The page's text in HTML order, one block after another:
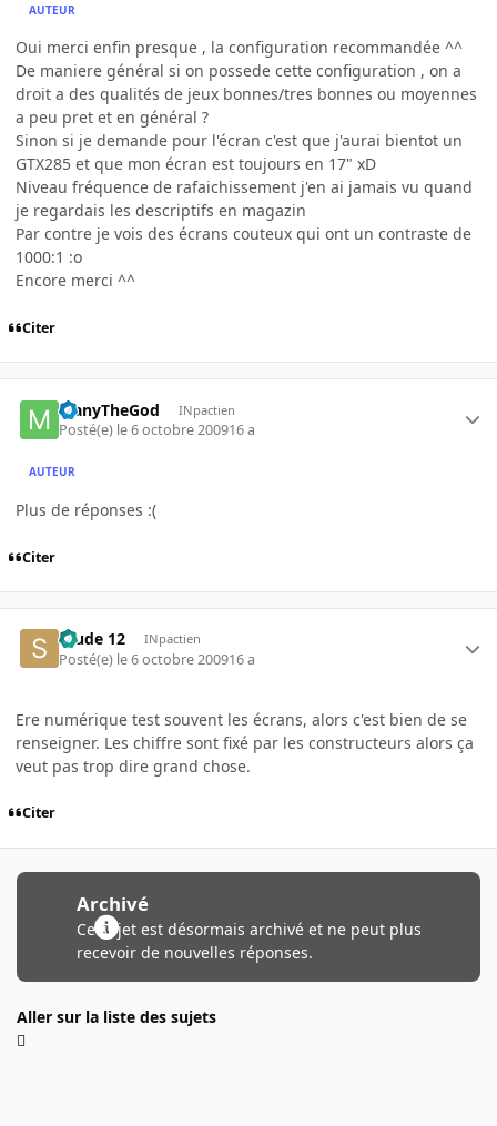
AUTEUR
Oui merci enfin presque , la configuration recommandée ^^
De maniere général si on possede cette configuration , on a
droit a des qualités de jeux bonnes/tres bonnes ou moyennes
a peu pret et en général ?
Sinon si je demande pour l'écran c'est que j'aurai bientot un
GTX285 et que mon écran est toujours en 17" xD
Niveau fréquence de rafaichissement j'en ai jamais vu quand
je regardais les descriptifs en magazin
Par contre je vois des écrans couteux qui ont un contraste de
1000:1 :o
Encore merci ^^
Citer
ManyTheGod INpactien
Posté(e) le 6 octobre 200916 a
AUTEUR
Plus de réponses :(
Citer
Stude 12 INpactien
Posté(e) le 6 octobre 200916 a
Ere numérique test souvent les écrans, alors c'est bien de se
renseigner. Les chiffre sont fixé par les constructeurs alors ça
veut pas trop dire grand chose.
Citer
Archivé
Ce sujet est désormais archivé et ne peut plus
recevoir de nouvelles réponses.
Aller sur la liste des sujets